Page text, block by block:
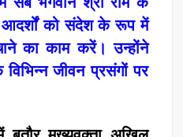
को संदेश के रूप में
का काम करें। उन्होंने
जीवन प्रसंगों पर